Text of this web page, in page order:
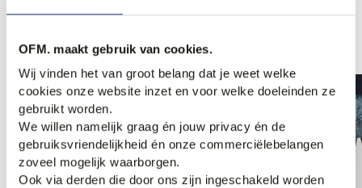
OFM. maakt gebruik van cookies.
Wij vinden het van groot belang dat je weet welke
cookies onze website inzet en voor welke doeleinden ze
gebruikt worden.
We willen namelijk graag én jouw privacy én de
gebruiksvriendelijkheid én onze commerciëlebelangen
zoveel mogelijk waarborgen.
Ook via derden die door ons zijn ingeschakeld worden